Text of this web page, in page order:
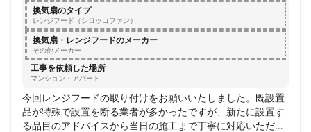
換気扇のタイプ
レンジフード（シロッコファン）
換気扇・レンジフードのメーカー
その他メーカー
工事を依頼した場所
マンション・アパート
今回レンジフードの取り付けをお願いいたしました。既設置
品が特殊で設置を断る業者が多かったですが、新たに設置す
る品目のアドバイスから当日の施工まで丁寧に対応いただけ